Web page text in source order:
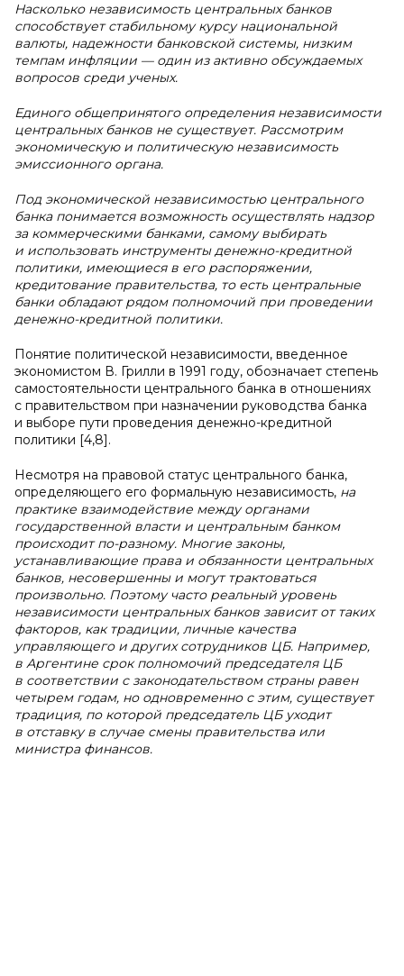
Насколько независимость центральных банков
способствует стабильному курсу национальной
валюты, надежности банковской системы, низким
темпам инфляции — один из активно обсуждаемых
вопросов среди ученых.
Единого общепринятого определения независимости
центральных банков не существует. Рассмотрим
экономическую и политическую независимость
эмиссионного органа.
Под экономической независимостью центрального
банка понимается возможность осуществлять надзор
за коммерческими банками, самому выбирать
и использовать инструменты денежно-кредитной
политики, имеющиеся в его распоряжении,
кредитование правительства, то есть центральные
банки обладают рядом полномочий при проведении
денежно-кредитной политики.
Понятие политической независимости, введенное
экономистом В. Грилли в 1991 году, обозначает степень
самостоятельности центрального банка в отношениях
с правительством при назначении руководства банка
и выборе пути проведения денежно-кредитной
политики [4,8].
Несмотря на правовой статус центрального банка,
определяющего его формальную независимость, на
практике взаимодействие между органами
государственной власти и центральным банком
происходит по-разному. Многие законы,
устанавливающие права и обязанности центральных
банков, несовершенны и могут трактоваться
произвольно. Поэтому часто реальный уровень
независимости центральных банков зависит от таких
факторов, как традиции, личные качества
управляющего и других сотрудников ЦБ. Например,
в Аргентине срок полномочий председателя ЦБ
в соответствии с законодательством страны равен
четырем годам, но одновременно с этим, существует
традиция, по которой председатель ЦБ уходит
в отставку в случае смены правительства или
министра финансов.